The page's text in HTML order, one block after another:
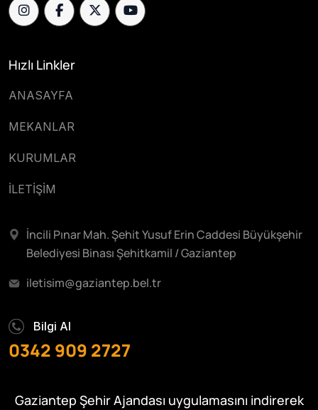
Hızlı Linkler
ANASAYFA
MEKANLAR
KURUMLAR
İLETİŞİM
İncili Pınar Mah. Şehit Yusuf Erin Caddesi Büyükşehir
Belediyesi Binası Şehitkamil / Gaziantep
iletisim@gaziantep.bel.tr
Bilgi Al
0342 909 2727
Gaziantep Şehir Ajandası uygulamasını indirerek